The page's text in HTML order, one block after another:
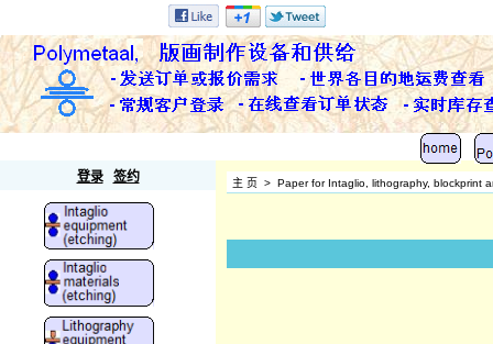
登录 签约 主 页 > Paper for Intaglio, lithography, blockprint